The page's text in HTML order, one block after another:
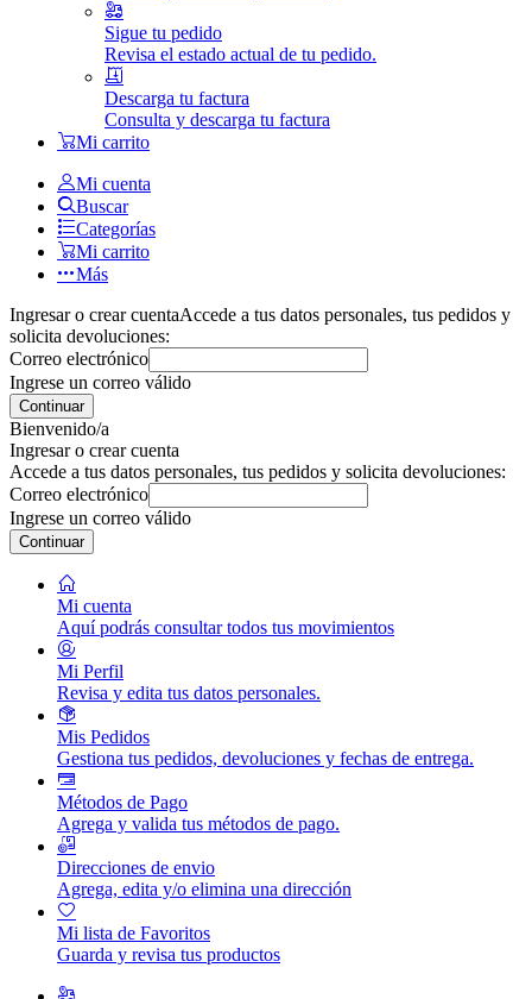
Sigue tu pedido
Revisa el estado actual de tu pedido.
Descarga tu factura
Consulta y descarga tu factura
Mi carrito
Mi cuenta
Buscar
Categorías
Mi carrito
Más
Ingresar o crear cuentaAccede a tus datos personales, tus pedidos y
solicita devoluciones:
Correo electrónico
Ingrese un correo válido
Continuar
Bienvenido/a
Ingresar o crear cuenta
Accede a tus datos personales, tus pedidos y solicita devoluciones:
Correo electrónico
Ingrese un correo válido
Continuar
Mi cuenta
Aquí podrás consultar todos tus movimientos
Mi Perfil
Revisa y edita tus datos personales.
Mis Pedidos
Gestiona tus pedidos, devoluciones y fechas de entrega.
Métodos de Pago
Agrega y valida tus métodos de pago.
Direcciones de envio
Agrega, edita y/o elimina una dirección
Mi lista de Favoritos
Guarda y revisa tus productos